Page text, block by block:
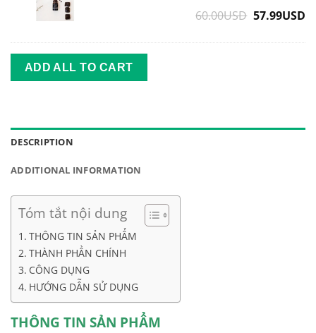
Japan
60.00USD Original
57.99USD
ADD ALL TO CART
DESCRIPTION
ADDITIONAL INFORMATION
Tóm tắt nội dung
THÔNG TIN SẢN PHẨM
THÀNH PHẦN CHÍNH
CÔNG DỤNG
HƯỚNG DẪN SỬ DỤNG
THÔNG TIN SẢN PHẨM